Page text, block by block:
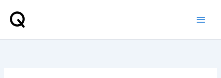
contenuto